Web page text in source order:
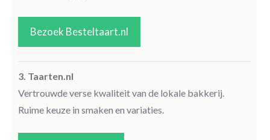
Bezoek Besteltaart.nl
3. Taarten.nl
Vertrouwde verse kwaliteit van de lokale bakkerij.
Ruime keuze in smaken en variaties.